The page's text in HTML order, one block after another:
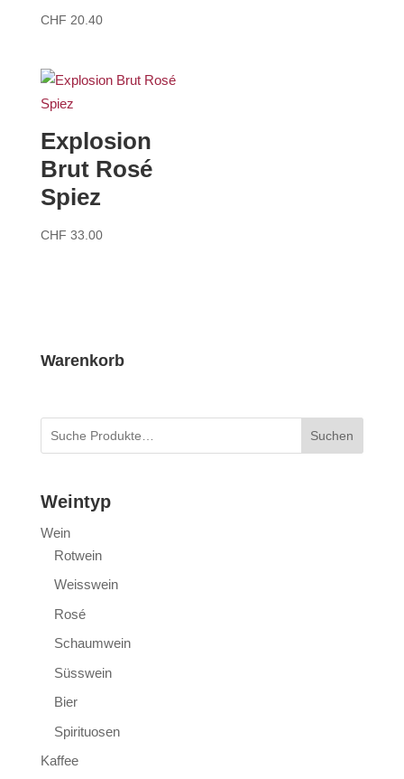
CHF 20.40
Explosion
Brut Rosé
Spiez
CHF 33.00
Warenkorb
Suchen
Weintyp
Wein
Rotwein
Weisswein
Rosé
Schaumwein
Süsswein
Bier
Spirituosen
Kaffee